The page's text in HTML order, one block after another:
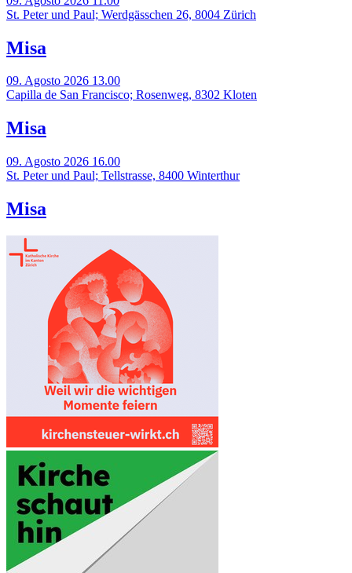
St. Peter und Paul; Werdgässchen 26, 8004 Zürich
Misa
09. Agosto 2026 13.00
Capilla de San Francisco; Rosenweg, 8302 Kloten
Misa
09. Agosto 2026 16.00
St. Peter und Paul; Tellstrasse, 8400 Winterthur
Misa